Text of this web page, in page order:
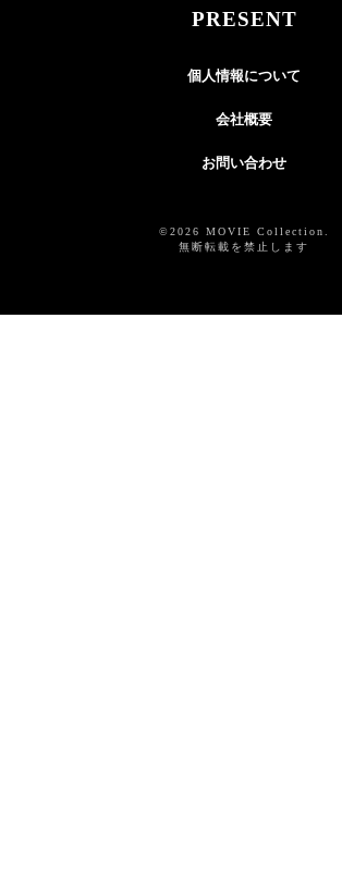
PRESENT
個人情報について
会社概要
お問い合わせ
©2026 MOVIE Collection.
無断転載を禁止します